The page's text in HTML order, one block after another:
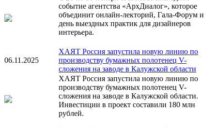
событие агентства «АрхДиалог», которое
объединит онлайн-лекторий, Гала-Форум и
день выездных практик для дизайнеров
интерьера.
06.11.2025
ХАЯТ Россия запустила новую линию по
производству бумажных полотенец V-
сложения на заводе в Калужской области
ХАЯТ Россия запустила новую линию по
производству бумажных полотенец V-
сложения на заводе в Калужской области.
Инвестиции в проект составили 180 млн
рублей.